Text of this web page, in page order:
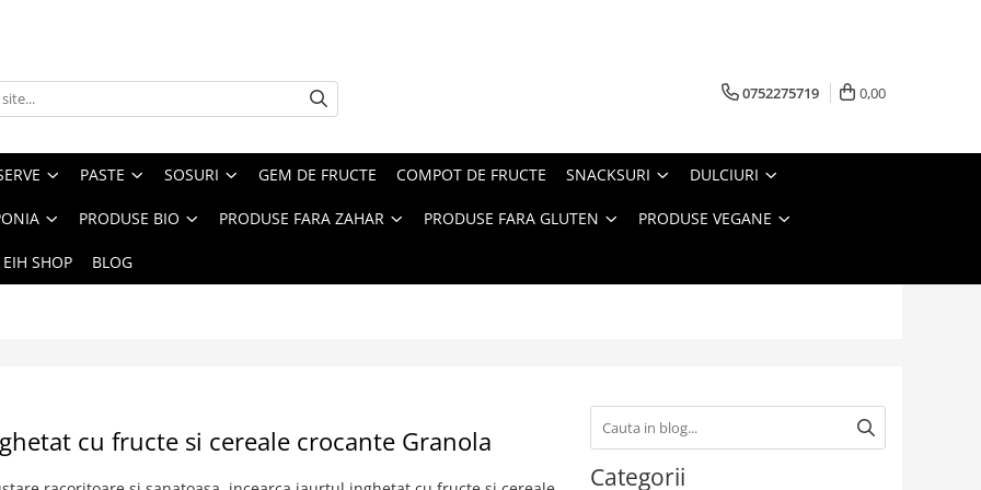
0752275719 0,00
PASTE SOSURI GEM DE FRUCTE COMPOT DE FRUCTE SNACKSURI DULCIURI
PRODUSE BIO PRODUSE FARA ZAHAR PRODUSE FARA GLUTEN PRODUSE VEGANE
SHOP BLOG
cu fructe si cereale crocante Granola
Categorii